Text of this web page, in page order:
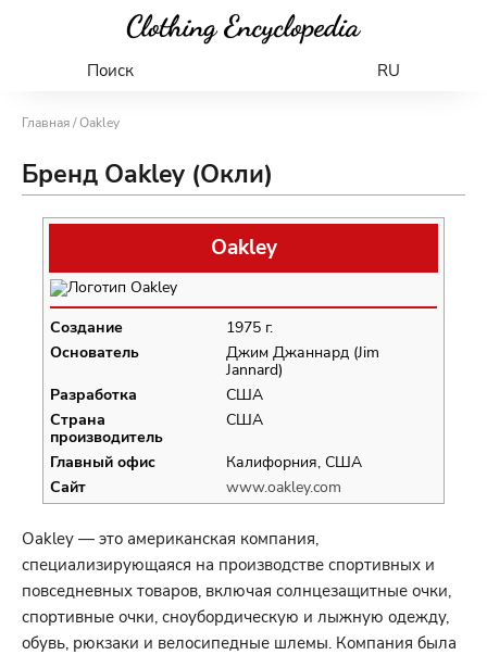
Поиск RU
Главная/ Oakley
Бренд Oakley (Окли)
Oakley
Создание
1975 г.
Основатель
Джим Джаннард (Jim
Jannard)
Разработка
США
Страна
производитель
США
Главный офис
Калифорния, США
Сайт
www.oakley.com
Oakley — это американская компания,
специализирующаяся на производстве спортивных и
повседневных товаров, включая солнцезащитные очки,
спортивные очки, сноубордическую и лыжную одежду,
обувь, рюкзаки и велосипедные шлемы. Компания была